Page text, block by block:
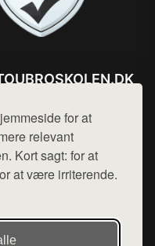
for at
relevant
Kort sagt: for at
at være irriterende.
hej@want.dk
Cookie- og privatlivspolitik
udgiver en række